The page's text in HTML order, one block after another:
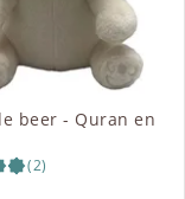
beer - Quran en
(2)